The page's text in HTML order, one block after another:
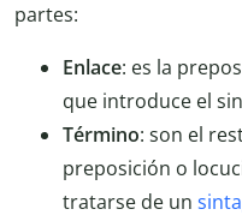
partes:
Enlace: es la
que introduce el
Término: son el
preposición o
tratarse de un